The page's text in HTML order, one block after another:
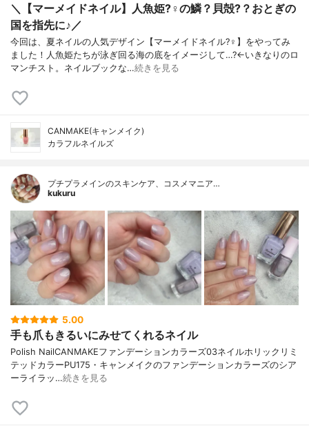
＼【マーメイドネイル】人魚姫?‍♀️の鱗？貝殻?？おとぎの
国を指先に♪／
今回は、夏ネイルの人気デザイン【マーメイドネイル?‍♀️】をやってみ
ました！人魚姫たちが泳ぎ回る海の底をイメージして…?←いきなりのロ
マンチスト。ネイルブックな…続きを見る
CANMAKE(キャンメイク)
カラフルネイルズ
プチプラメインのスキンケア、コスメマニア…
kukuru
5.00
手も爪もきるいにみせてくれるネイル
Polish NailCANMAKEファンデーションカラーズ03ネイルホリックリミ
テッドカラーPU175・キャンメイクのファンデーションカラーズのシア
ーライラッ…続きを見る